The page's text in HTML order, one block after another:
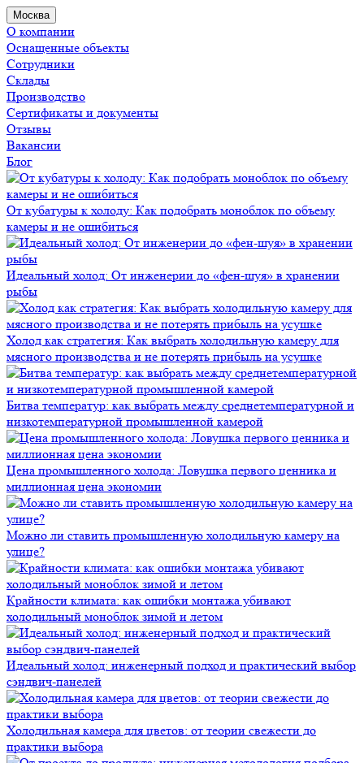
Москва
О компании
Оснащенные объекты
Сотрудники
Склады
Производство
Сертификаты и документы
Отзывы
Вакансии
Блог
От кубатуры к холоду: Как подобрать моноблок по объему
камеры и не ошибиться
Идеальный холод: От инженерии до «фен-шуя» в хранении
рыбы
Холод как стратегия: Как выбрать холодильную камеру для
мясного производства и не потерять прибыль на усушке
Битва температур: как выбрать между среднетемпературной и
низкотемпературной промышленной камерой
Цена промышленного холода: Ловушка первого ценника и
миллионная цена экономии
Можно ли ставить промышленную холодильную камеру на
улице?
Крайности климата: как ошибки монтажа убивают
холодильный моноблок зимой и летом
Идеальный холод: инженерный подход и практический выбор
сэндвич-панелей
Холодильная камера для цветов: от теории свежести до
практики выбора